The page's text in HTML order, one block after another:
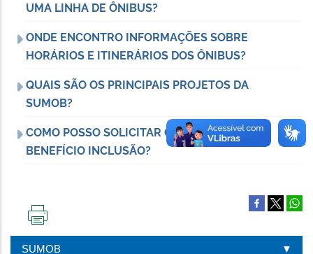
UMA LINHA DE ÔNIBUS?
ONDE ENCONTRO INFORMAÇÕES SOBRE
HORÁRIOS E ITINERÁRIOS DOS ÔNIBUS?
QUAIS SÃO OS PRINCIPAIS PROJETOS DA
SUMOB?
COMO POSSO SOLICITAR O CARTÃO BHBUS
BENEFÍCIO INCLUSÃO?
SUMOB